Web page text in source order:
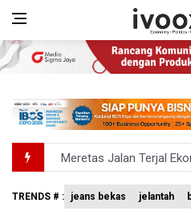
Meretas Jalan Terjal
Anggota DPR Minta
TRENDS # : jeans bekas jelantah